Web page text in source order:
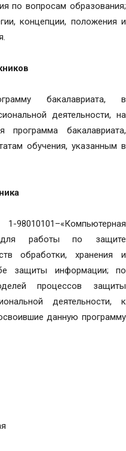
по вопросам образования;
концепции, положения и
бакалавриата, в
деятельности, на
программа бакалавриата,
обучения, указанным в
98010101–«Компьютерная
для работы по защите
обработки, хранения и
защиты информации; по
процессов защиты
деятельности, к
данную программу